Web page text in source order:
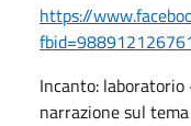
https://
Incanto: laboratorio
narrazione sul